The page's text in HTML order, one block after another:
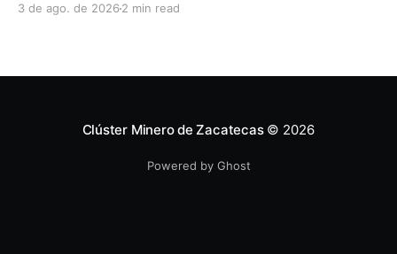
técnico, Milwaukee llevó a cabo una capacitación
3 de ago. de 2026 2 min read
Clúster Minero de Zacatecas© 2026
Powered by Ghost